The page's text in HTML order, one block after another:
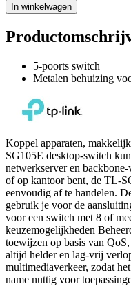
In winkelwagen
5-poorts switch
Metalen behuizing
Koppel apparaten,
SG105E desktop-switch
netwerkserver en
of op kantoor bent, de TL-
eenvoudig af te handelen.
gebruik je voor de
voor een switch met 8 of
keuzemogelijkheden
toewijzen op basis van
altijd helder en lag-vrij
multimediaverkeer, zodat
name nuttig voor